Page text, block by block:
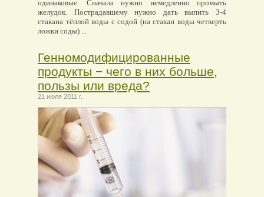
одинаковые. Сначала нужно немедленно промыть
желудок. Пострадавшему нужно дать выпить 3-4
стакана тёплой воды с содой (на стакан воды четверть
ложки соды) ...
Генномодифицированные
продукты − чего в них больше,
пользы или вреда?
21 июля 2011 г.